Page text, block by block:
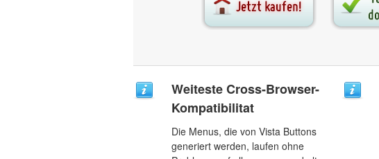
Weiteste Cross-Browser-
Kompatibilitat
Die Menus, die von Vista Buttons
generiert werden, laufen ohne